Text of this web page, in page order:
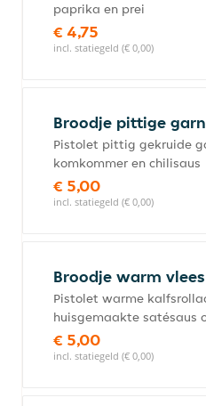
paprika en prei
€ 4,75
incl. statiegeld (€ 0,00)
Broodje pittige
Pistolet pittig gekruide
komkommer en chilisaus
€ 5,00
incl. statiegeld (€ 0,00)
Broodje warm vlees
Pistolet warme
huisgemaakte satésaus
€ 5,00
incl. statiegeld (€ 0,00)